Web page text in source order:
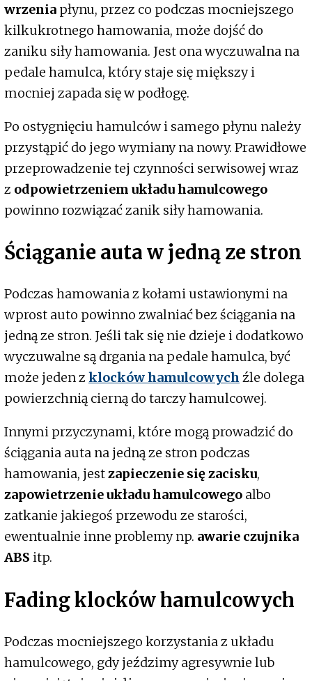
wrzenia płynu, przez co podczas mocniejszego
kilkukrotnego hamowania, może dojść do
zaniku siły hamowania. Jest ona wyczuwalna na
pedale hamulca, który staje się miększy i
mocniej zapada się w podłogę.
Po ostygnięciu hamulców i samego płynu należy
przystąpić do jego wymiany na nowy. Prawidłowe
przeprowadzenie tej czynności serwisowej wraz
z odpowietrzeniem układu hamulcowego
powinno rozwiązać zanik siły hamowania.
Ściąganie auta w jedną ze stron
Podczas hamowania z kołami ustawionymi na
wprost auto powinno zwalniać bez ściągania na
jedną ze stron. Jeśli tak się nie dzieje i dodatkowo
wyczuwalne są drgania na pedale hamulca, być
może jeden z klocków hamulcowych źle dolega
powierzchnią cierną do tarczy hamulcowej.
Innymi przyczynami, które mogą prowadzić do
ściągania auta na jedną ze stron podczas
hamowania, jestzapieczenie się zacisku,
zapowietrzenie układu hamulcowego albo
zatkanie jakiegoś przewodu ze starości,
ewentualnie inne problemy np. awarie czujnika
ABS itp.
Fading klocków hamulcowych
Podczas mocniejszego korzystania z układu
hamulcowego, gdy jeździmy agresywnie lub